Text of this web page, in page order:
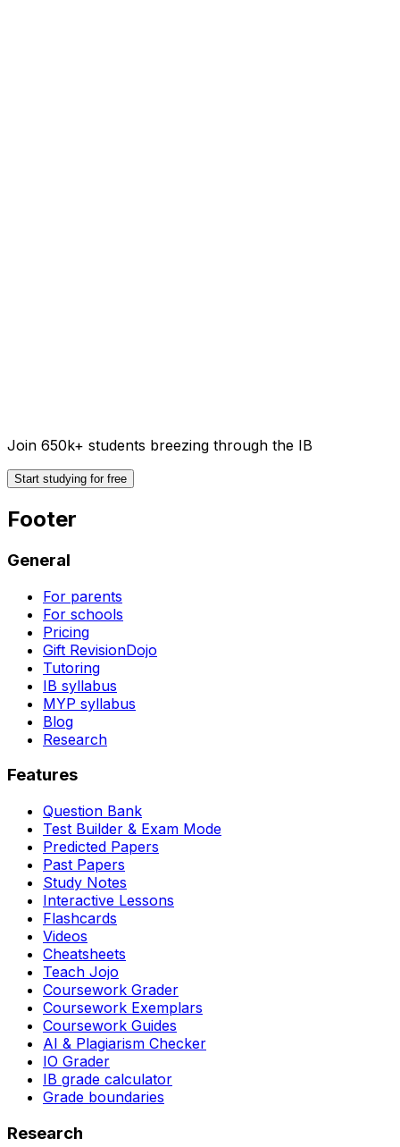
Join 650k+ students breezing through the IB
Start studying for free
Footer
General
For parents
For schools
Pricing
Gift RevisionDojo
Tutoring
IB syllabus
MYP syllabus
Blog
Research
Features
Question Bank
Test Builder & Exam Mode
Predicted Papers
Past Papers
Study Notes
Interactive Lessons
Flashcards
Videos
Cheatsheets
Teach Jojo
Coursework Grader
Coursework Exemplars
Coursework Guides
AI & Plagiarism Checker
IO Grader
IB grade calculator
Grade boundaries
Research